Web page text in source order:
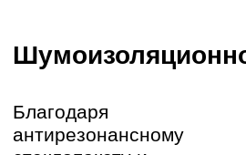
ВЫВОЗ МУСОРА
Работаем как по ГОСТу, так и по
04